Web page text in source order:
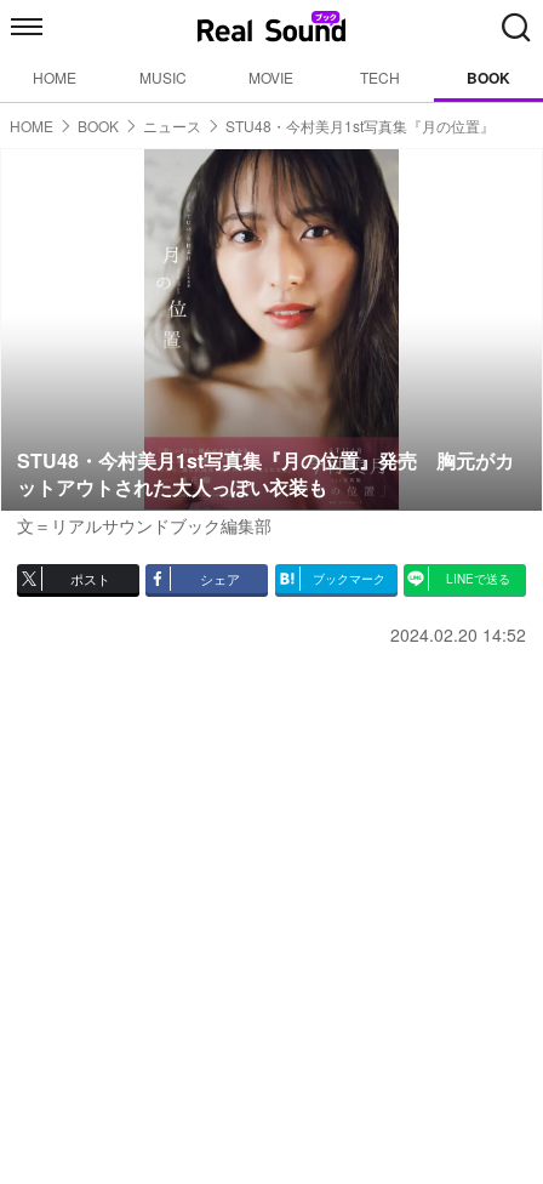
HOME MUSIC MOVIE TECH BOOK
HOME BOOK ニュース STU48・今村美月1st写真集『月の位置』
STU48・今村美月1st写真集『月の位置』発売 胸元がカ
ットアウトされた大人っぽい衣装も
文＝リアルサウンドブック編集部
ポスト シェア ブックマーク LINEで送る
2024.02.20 14:52